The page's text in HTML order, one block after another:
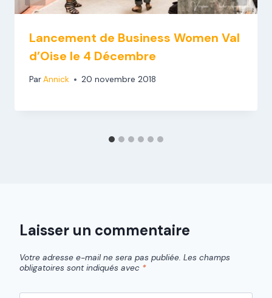
Lancement de Business Women Val
d’Oise le 4 Décembre
ParAnnick 20 novembre 2018
Laisser un commentaire
Votre adresse e-mail ne sera pas publiée. Les champs
obligatoires sont indiqués avec *